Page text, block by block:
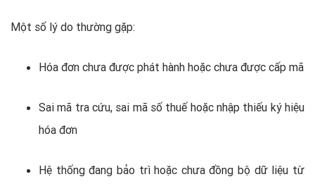
Một số lý do thường gặp:
Hóa đơn chưa được phát hành hoặc chưa được cấp mã
Sai mã tra cứu, sai mã số thuế hoặc nhập thiếu ký hiệu
hóa đơn
Hệ thống đang bảo trì hoặc chưa đồng bộ dữ liệu từ